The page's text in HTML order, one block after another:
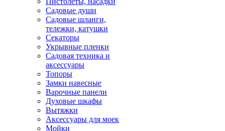
Садовые души
Садовые шланги,
тележки, катушки
Секаторы
Укрывные пленки
Садовая техника и
аксессуары
Топоры
Замки навесные
Варочные панели
Духовые шкафы
Вытяжки
Аксессуары для моек
Мойки